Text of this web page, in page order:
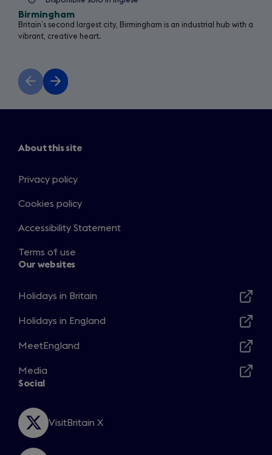
Birmingham
Britain’s second largest city, Birmingham is an industrial hub with a
vibrant, creative heart.
Previous
slide
Next
slide
About this site
Privacy policy
Cookies policy
Accessibility Statement
Terms of use
Our websites
Holidays in Britain
in
new
Holidays in England
in
new
window
MeetEngland
in
a
window
Media
Opens
new
window
Social
VisitBritain X
Opens
a